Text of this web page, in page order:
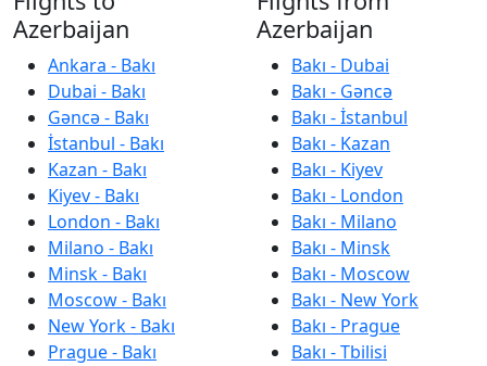
Azerbaijan
Ankara - Bakı
Dubai - Bakı
Gəncə - Bakı
İstanbul - Bakı
Kazan - Bakı
Kiyev - Bakı
London - Bakı
Milano - Bakı
Minsk - Bakı
Moscow - Bakı
New York - Bakı
Prague - Bakı
Azerbaijan
Bakı - Dubai
Bakı - Gəncə
Bakı - İstanbul
Bakı - Kazan
Bakı - Kiyev
Bakı - London
Bakı - Milano
Bakı - Minsk
Bakı - Moscow
Bakı - New York
Bakı - Prague
Bakı - Tbilisi